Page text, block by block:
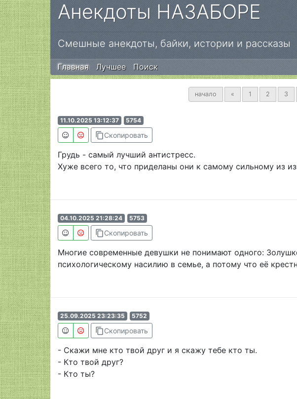
Анекдоты НАЗАБОРЕ
Смешные анекдоты, байки, истории и рассказы
Главная Лучшее Поиск
начало «Предыдущая
1 2 3
11.10.2025 13:12:37 5754
content_copyСкопировать
Грудь - самый лучший антистресс.
Хуже всего то, что приделаны они к самому сильному из
04.10.2025 21:28:24 5753
content_copyСкопировать
Многие современные девушки не понимают одного:
психологическому насилию в семье, а потому что её
25.09.2025 23:23:35 5752
content_copyСкопировать
- Скажи мне кто твой друг и я скажу тебе кто ты.
- Кто твой друг?
- Кто ты?